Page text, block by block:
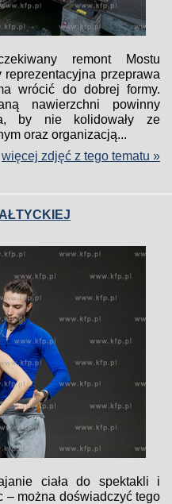
remont Mostu
przeprawa
wrócić do dobrej formy.
nawierzchni powinny
by nie kolidowały ze
oraz organizacją...
więcej zdjęć z tego tematu »
ciała do spektakli i
– można doświadczyć tego